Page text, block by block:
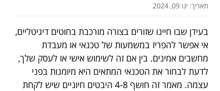
תאריך: ינו 09, 2024
בעידן שבו חיינו שזורים בצורה מורכבת בחוטים דיגיטליים,
אי אפשר להפריז במשמעות של טכנאי או מעבדת
מחשבים אמינים. בין אם זה לשימוש אישי או לעסק שלך,
לדעת לבחור את הטכנאי המתאים היא מיומנות בפני
עצמה. מאמר זה חושף 4-8 היבטים חיוניים שיש לקחת